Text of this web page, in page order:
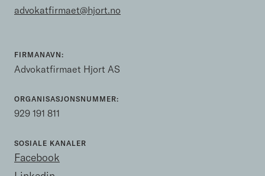
advokatfirmaet@hjort.no
FIRMANAVN:
Advokatfirmaet Hjort AS
ORGANISASJONSNUMMER:
929 191 811
SOSIALE KANALER
Facebook